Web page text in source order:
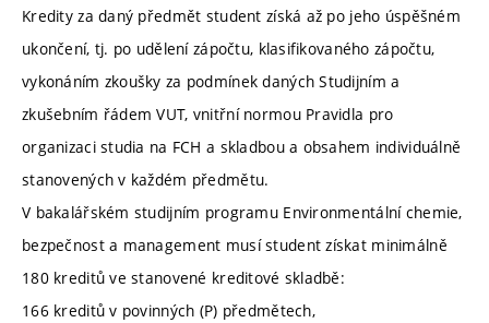
Kredity za daný předmět student získá až po jeho úspěšném
ukončení, tj. po udělení zápočtu, klasifikovaného zápočtu,
vykonáním zkoušky za podmínek daných Studijním a
zkušebním řádem VUT, vnitřní normou Pravidla pro
organizaci studia na FCH a skladbou a obsahem individuálně
stanovených v každém předmětu.
V bakalářském studijním programu Environmentální chemie,
bezpečnost a management musí student získat minimálně
180 kreditů ve stanovené kreditové skladbě:
166 kreditů v povinných (P) předmětech,